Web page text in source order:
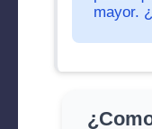
mayor.